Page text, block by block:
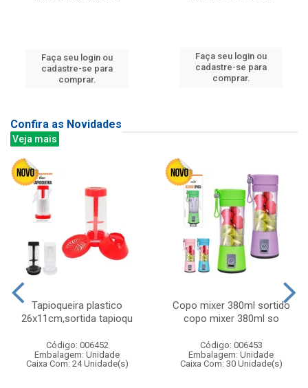
Faça seu login ou
cadastre-se para
comprar.
Faça seu login ou
cadastre-se para
comprar.
Confira as Novidades
Veja mais
Tapioqueira plastico
26x11cm,sortida tapioqu
Código: 006452
Embalagem: Unidade
Caixa Com: 24 Unidade(s)
Copo mixer 380ml sortido
copo mixer 380ml so
Código: 006453
Embalagem: Unidade
Caixa Com: 30 Unidade(s)